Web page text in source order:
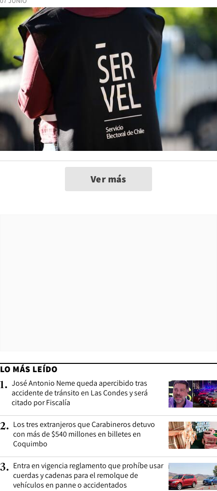
Ver más
LO MÁS LEÍDO
1. José Antonio Neme queda apercibido tras
accidente de tránsito en Las Condes y será
citado por Fiscalía
2. Los tres extranjeros que Carabineros detuvo
con más de $540 millones en billetes en
Coquimbo
3. Entra en vigencia reglamento que prohíbe usar
cuerdas y cadenas para el remolque de
vehículos en panne o accidentados